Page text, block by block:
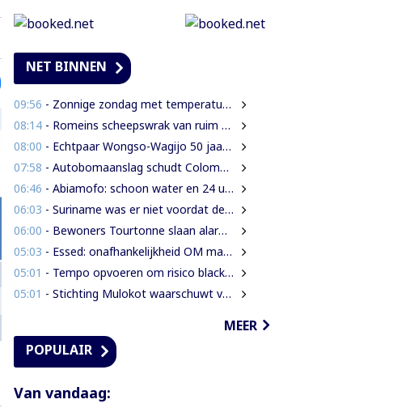
NET BINNEN
09:56 - Zonnige zondag met temperaturen tot 34 graden
08:14- Romeins scheepswrak van ruim 2000 jaar oud ontdekt bij Sicilië
08:00 - Echtpaar Wongso-Wagijo 50 jaar getrouwd
07:58 - Autobomaanslag schudt Colombia op na inauguratie van hardline president
06:46 - Abiamofo: schoon water en 24 uur stroom moeten ook afgelegen dorpen bereiken
06:03 - Suriname was er niet voordat de Inheemse volken er waren
06:00 - Bewoners Tourtonne slaan alarm over toenemende prostitutie, drugshandel en overlast door vreemdelingen
05:03 - Essed: onafhankelijkheid OM mag niet in het gedrang komen
05:01 - Tempo opvoeren om risico blacklisting te verkleinen
05:01 - Stichting Mulokot waarschuwt voor afkondiging 5-kilometerstraalwet
MEER
POPULAIR
Van vandaag: